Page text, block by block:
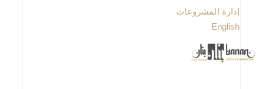
إدارة المشروعات
English